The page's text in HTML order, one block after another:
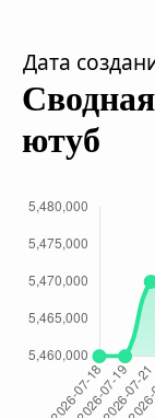
Дата
ютуб